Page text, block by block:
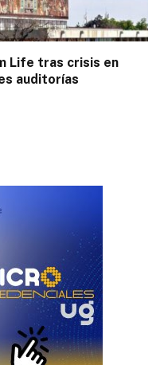
Life tras crisis en
auditorías